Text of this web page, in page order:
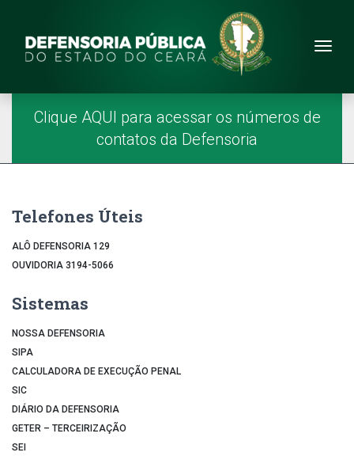
Site da Defensoria
Menu Principal
Página Inicial
Clique AQUI para acessar os números de
contatos da Defensoria
Telefones Úteis
ALÔ DEFENSORIA 129
OUVIDORIA 3194-5066
Sistemas
NOSSA DEFENSORIA
SIPA
CALCULADORA DE EXECUÇÃO PENAL
SIC
DIÁRIO DA DEFENSORIA
GETER – TERCEIRIZAÇÃO
SEI